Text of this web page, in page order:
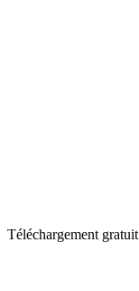
Téléchargement gratuit